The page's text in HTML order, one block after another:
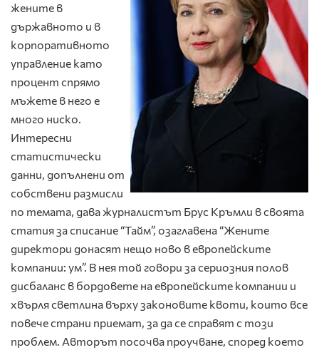
жените в
държавното и в
корпоративното
управление като
процент спрямо
мъжете в него е
много ниско.
Интересни
статистически
данни, допълнени от
собствени размисли
по темата, дава журналистът Брус Кръмли в своята
статия за списание “Тайм”, озаглавена “Жените
директори донасят нещо ново в европейските
компании: ум”. В нея той говори за сериозния полов
дисбаланс в бордовете на европейските компании и
хвърля светлина върху законовите квоти, които все
повече страни приемат, за да се справят с този
проблем. Авторът посочва проучване, според което